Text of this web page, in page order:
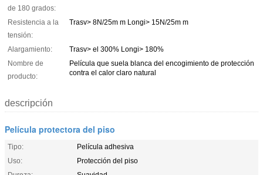
de 180 grados:
Resistencia a la
tensión:
Trasv> 8N/25m m Longi> 15N/25m m
Alargamiento:
Trasv> el 300% Longi> 180%
Nombre de
producto:
Película que suela blanca del encogimiento de protección
contra el calor claro natural
descripción
Película protectora del piso
Tipo:
Película adhesiva
Uso:
Protección del piso